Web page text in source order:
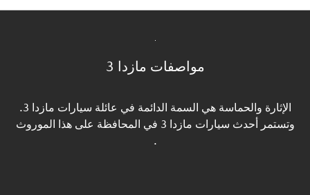
مواصفات مازدا 3
الإثارة والحماسة هي السمة الدائمة في عائلة سيارات مازدا 3.
وتستمر أحدث سيارات مازدا 3 في المحافظة على هذا الموروث
.